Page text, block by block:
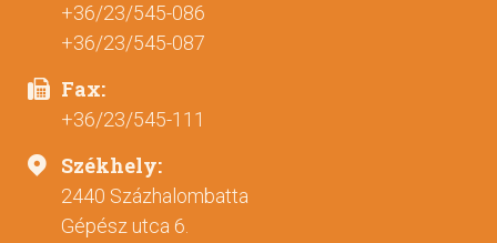
+36/23/545-086
+36/23/545-087
Fax:
+36/23/545-111
Székhely:
2440 Százhalombatta
Gépész utca 6.